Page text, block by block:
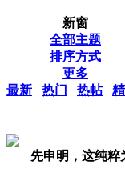
新窗
全部主题
排序方式
更多
最新
热门 热帖
先申明，这纯粹